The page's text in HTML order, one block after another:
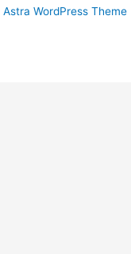
Astra WordPress Theme